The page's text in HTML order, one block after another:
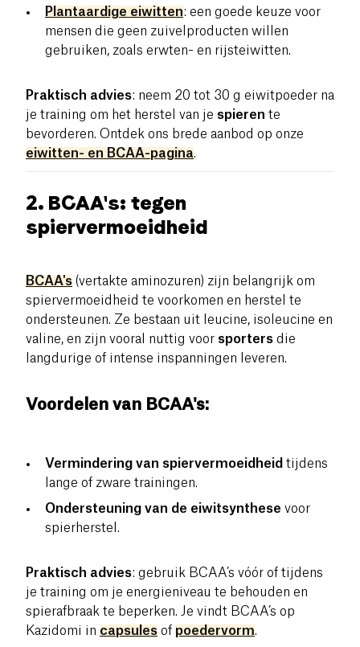
Plantaardige eiwitten: een goede keuze voor
mensen die geen zuivelproducten willen
gebruiken, zoals erwten- en rijsteiwitten.
Praktisch advies: neem 20 tot 30 g eiwitpoeder na
je training om het herstel van je spieren te
bevorderen. Ontdek ons brede aanbod op onze
eiwitten- en BCAA-pagina.
2. BCAA's: tegen
spiervermoeidheid
BCAA's (vertakte aminozuren) zijn belangrijk om
spiervermoeidheid te voorkomen en herstel te
ondersteunen. Ze bestaan uit leucine, isoleucine en
valine, en zijn vooral nuttig voor sporters die
langdurige of intense inspanningen leveren.
Voordelen van BCAA's:
Vermindering van spiervermoeidheid tijdens
lange of zware trainingen.
Ondersteuning van de eiwitsynthese voor
spierherstel.
Praktisch advies: gebruik BCAA’s vóór of tijdens
je training om je energieniveau te behouden en
spierafbraak te beperken. Je vindt BCAA’s op
Kazidomi in capsules of poedervorm.